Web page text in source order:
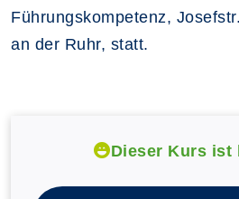
Führungskompetenz,
an der Ruhr, statt.
Dieser Kurs ist